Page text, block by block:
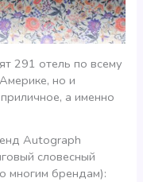
291 отель по всему
но и
а именно
Autograph
словесный
многим брендам):